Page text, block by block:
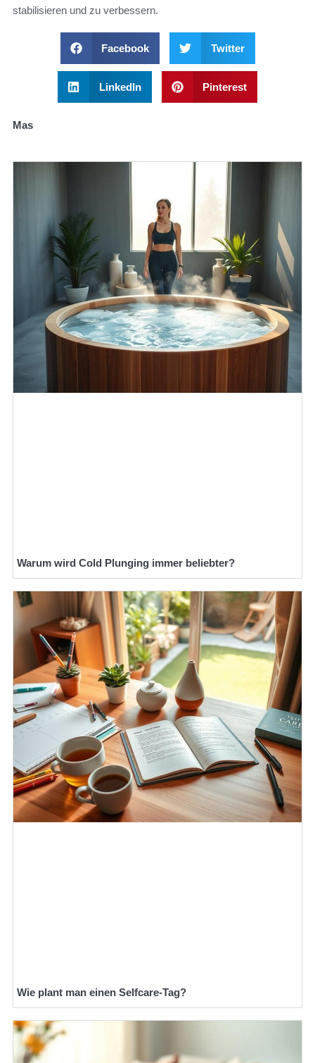
stabilisieren und zu verbessern.
Facebook Twitter
LinkedIn Pinterest
Mas
Warum wird Cold Plunging immer beliebter?
Wie plant man einen Selfcare-Tag?